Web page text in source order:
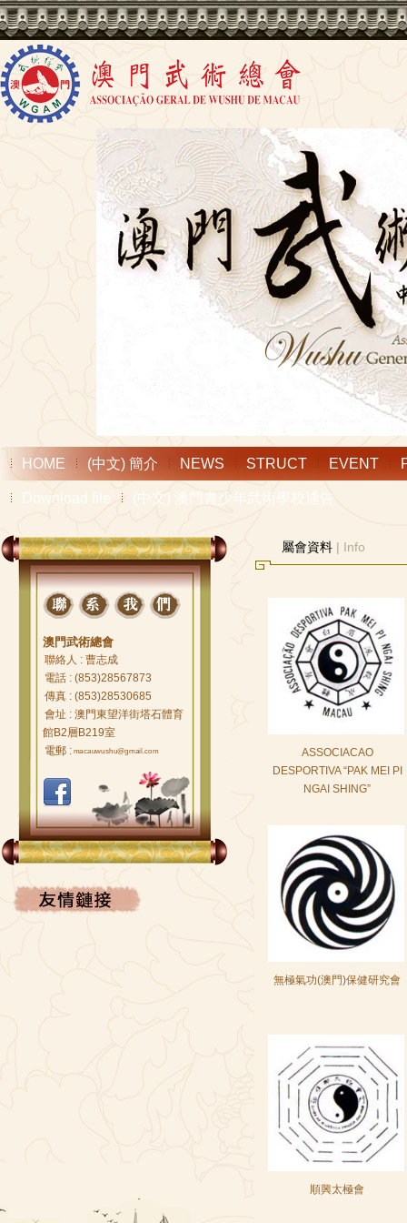
HOME (中文) 簡介 NEWS STRUCT EVENT
Download file (中文) 澳門青少年武術學校通告
澳門武術總會
聯絡人 : 曹志成
電話 : (853)28567873
傳真 : (853)28530685
會址 : 澳門東望洋街塔石體育
館B2層B219室
電郵 : macauwushu@gmail.com
FACEBOOK
屬會資料 | Info
ASSOCIACAO
DESPORTIVA “PAK MEI PI
NGAI SHING”
無極氣功(澳門)保健研究會
順興太極會